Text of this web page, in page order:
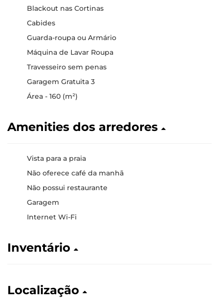
Blackout nas Cortinas
Cabides
Guarda-roupa ou Armário
Máquina de Lavar Roupa
Travesseiro sem penas
Garagem Gratuita 3
Área - 160 (m²)
Amenities dos arredores
Vista para a praia
Não oferece café da manhã
Não possui restaurante
Garagem
Internet Wi-Fi
Inventário
Localização